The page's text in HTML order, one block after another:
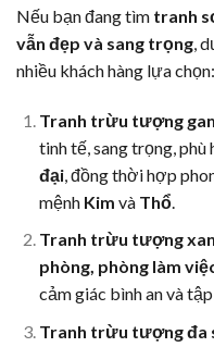
Nếu bạn đang tìm tranh
vẫn đẹp và sang trọng,
nhiều khách hàng lựa chọn:
Tranh trừu tượng
tinh tế, sang trọng,
đại, đồng thời hợp
mệnh Kim và Thổ.
Tranh trừu tượng
phòng, phòng làm
cảm giác bình an và
Tranh trừu tượng đa